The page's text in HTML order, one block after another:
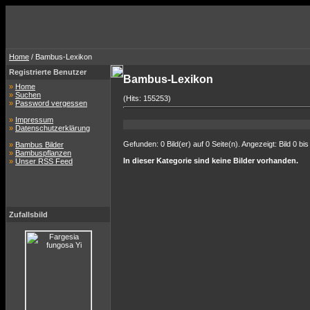
Home / Bambus-Lexikon
Registrierte Benutzer
» Home
» Suchen
» Password vergessen
» Impressum
» Datenschutzerklärung
» Bambus Bilder
» Bambuspflanzen
» Unser RSS Feed
Zufallsbild
Bambus-Lexikon
(Hits: 155253)
Gefunden: 0 Bild(er) auf 0 Seite(n). Angezeigt: Bild 0 bis
In dieser Kategorie sind keine Bilder vorhanden.